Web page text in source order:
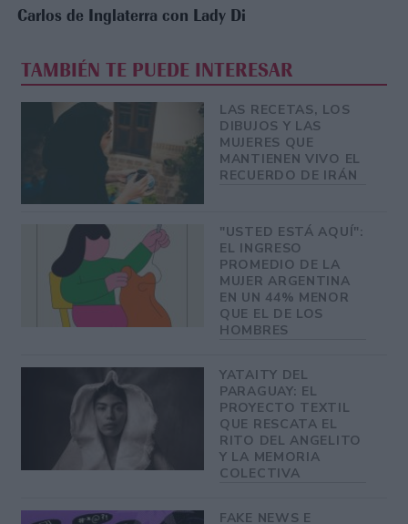
Carlos de Inglaterra con Lady Di
TAMBIÉN TE PUEDE INTERESAR
LAS RECETAS, LOS
DIBUJOS Y LAS
MUJERES QUE
MANTIENEN VIVO EL
RECUERDO DE IRÁN
"USTED ESTÁ AQUÍ":
EL INGRESO
PROMEDIO DE LA
MUJER ARGENTINA
EN UN 44% MENOR
QUE EL DE LOS
HOMBRES
YATAITY DEL
PARAGUAY: EL
PROYECTO TEXTIL
QUE RESCATA EL
RITO DEL ANGELITO
Y LA MEMORIA
COLECTIVA
FAKE NEWS E